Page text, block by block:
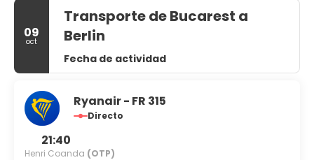
09
oct
Transporte de Bucarest a
Berlin
Fecha de actividad
Ryanair - FR 315
Directo
21:40
Henri Coanda (OTP)